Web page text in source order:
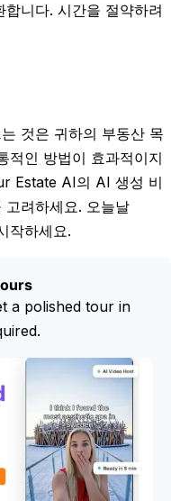
니다. 시간을 절약하려
것은 귀하의 부동산 목
적인 방법이 효과적이지
Estate AI의 AI 생성 비
고려하세요. 오늘날
작하세요.
a polished tour in